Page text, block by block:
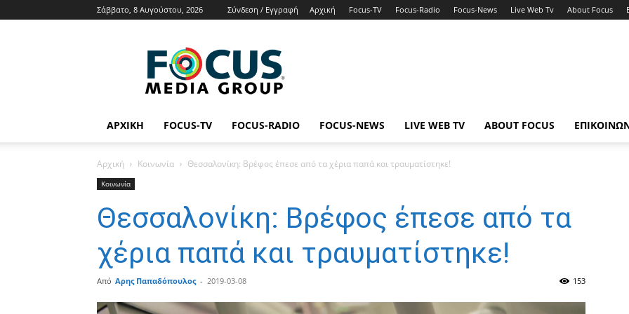
Σάββατο, 8 Αυγούστου, 2026 Σύνδεση / Εγγραφή Αρχική Focus-TV Focus-Radio Focus-News Live Web Tv About Focus
Focus
Media
Group
Tv
News
ΑΡΧΙΚΉ FOCUS-TV FOCUS-RADIO FOCUS-NEWS LIVE WEB TV ABOUT FOCUS
Αρχική Κοινωνία Θεσσαλονίκη: Βρέφος έπεσε από τα χέρια παπά και τραυματίστηκε!
Κοινωνία
Θεσσαλονίκη: Βρέφος έπεσε από τα
χέρια παπά και τραυματίστηκε!
Από Αρης Παπαδόπουλος - 2019-03-08 153